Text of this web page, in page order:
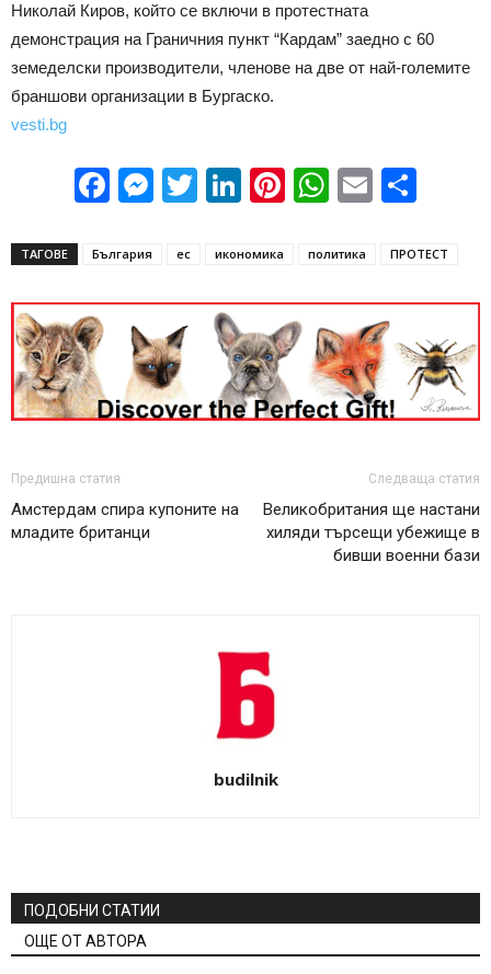
Николай Киров, който се включи в протестната
демонстрация на Граничния пункт “Кардам” заедно с 60
земеделски производители, членове на две от най-големите
браншови организации в Бургаско.
vesti.bg
Facebook
Messenger
Twitter
LinkedIn
Pinterest
WhatsApp
Email
ТАГОВЕ България ес икономика политика ПРОТЕСТ
Предишна статия
Амстердам спира купоните на
младите британци
Следваща статия
Великобритания ще настани
хиляди търсещи убежище в
бивши военни бази
budilnik
ПОДОБНИ СТАТИИ
ОЩЕ ОТ АВТОРА